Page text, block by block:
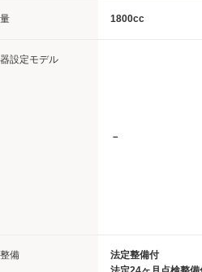
1800cc
設定モデル
－
備
法定整備付